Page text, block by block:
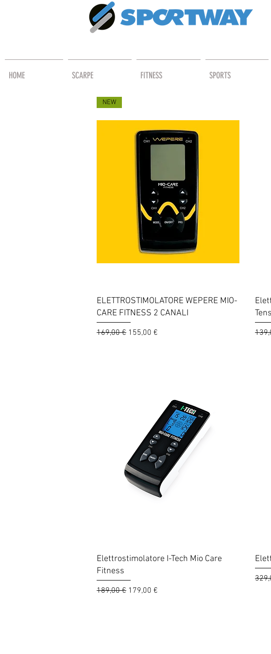
HOME SCARPE FITNESS SPORTS
Vista rapida
NEW
ELETTROSTIMOLATORE WEPERE MIO-
CARE FITNESS 2 CANALI
Prezzo regolare
169,00 € Prezzo scontato
155,00 €
Tens
Vista rapida
Elettrostimolatore I-Tech Mio Care
Fitness
Prezzo regolare
189,00 € Prezzo scontato
179,00 €